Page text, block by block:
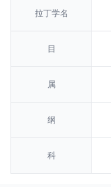
拉丁学名
目
属
纲
科